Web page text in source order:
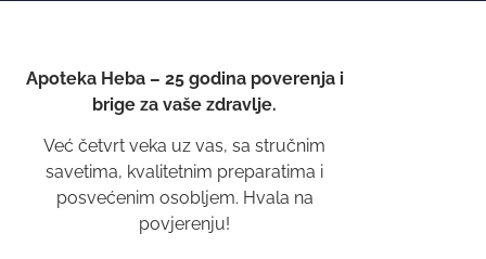
Apoteka Heba – 25 godina poverenja i
brige za vaše zdravlje.
Već četvrt veka uz vas, sa stručnim
savetima, kvalitetnim preparatima i
posvećenim osobljem. Hvala na
povjerenju!